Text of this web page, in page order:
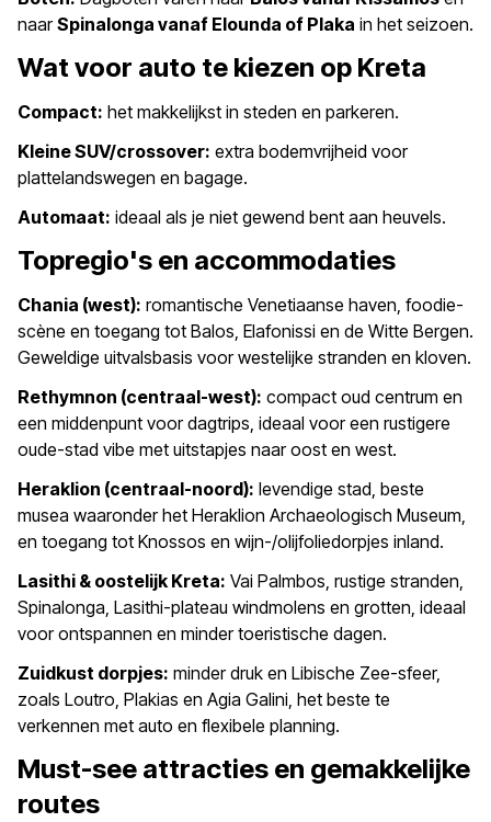
naarSpinalonga vanaf Elounda of Plaka in het seizoen.
Wat voor auto te kiezen op Kreta
Compact: het makkelijkst in steden en parkeren.
Kleine SUV/crossover: extra bodemvrijheid voor
plattelandswegen en bagage.
Automaat: ideaal als je niet gewend bent aan heuvels.
Topregio's en accommodaties
Chania (west): romantische Venetiaanse haven, foodie-
scène en toegang tot Balos, Elafonissi en de Witte Bergen.
Geweldige uitvalsbasis voor westelijke stranden en kloven.
Rethymnon (centraal-west): compact oud centrum en
een middenpunt voor dagtrips, ideaal voor een rustigere
oude-stad vibe met uitstapjes naar oost en west.
Heraklion (centraal-noord): levendige stad, beste
musea waaronder het Heraklion Archaeologisch Museum,
en toegang tot Knossos en wijn-/olijfoliedorpjes inland.
Lasithi & oostelijk Kreta: Vai Palmbos, rustige stranden,
Spinalonga, Lasithi-plateau windmolens en grotten, ideaal
voor ontspannen en minder toeristische dagen.
Zuidkust dorpjes: minder druk en Libische Zee-sfeer,
zoals Loutro, Plakias en Agia Galini, het beste te
verkennen met auto en flexibele planning.
Must-see attracties en gemakkelijke
routes